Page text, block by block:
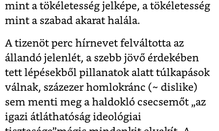
mint a tökéletesség jelképe, a tökéletesség
mint a szabad akarat halála.
A tizenöt perc hírnevet felváltotta az
állandó jelenlét, a szebb jövő érdekében
tett lépésekből pillanatok alatt túlkapások
válnak, százezer homlokránc (~ dislike)
sem menti meg a haldokló csecsemőt „az
igazi átláthatóság ideológiai